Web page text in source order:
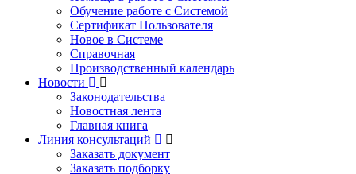
Обучение работе с Системой
Сертификат Пользователя
Новое в Системе
Справочная
Производственный календарь
Новости
Законодательства
Новостная лента
Главная книга
Линия консультаций
Заказать документ
Заказать подборку